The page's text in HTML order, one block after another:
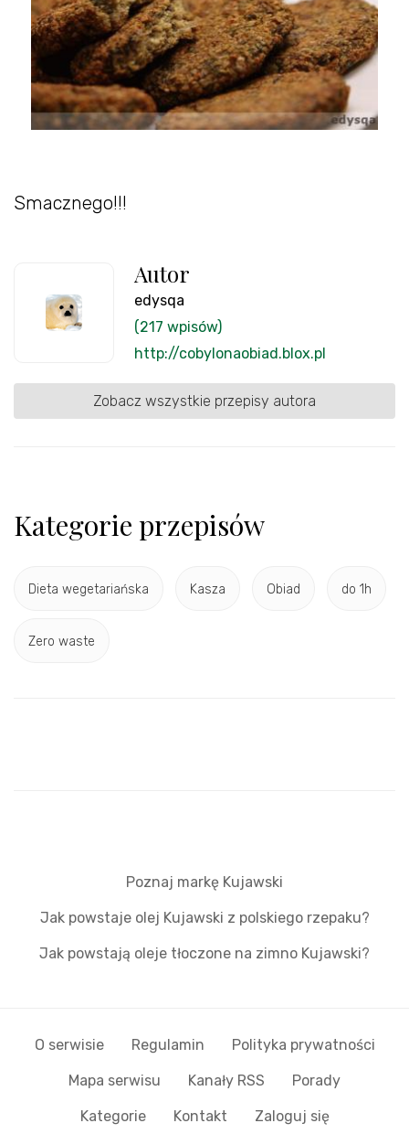
Smacznego!!!
Autor
edysqa
(217 wpisów)
http://cobylonaobiad.blox.pl
Zobacz wszystkie przepisy autora
Kategorie przepisów
Dieta wegetariańska Kasza Obiad do 1h
Zero waste
Poznaj markę Kujawski
Jak powstaje olej Kujawski z polskiego rzepaku?
Jak powstają oleje tłoczone na zimno Kujawski?
O serwisie Regulamin Polityka prywatności
Mapa serwisu Kanały RSS Porady
Kategorie Kontakt Zaloguj się